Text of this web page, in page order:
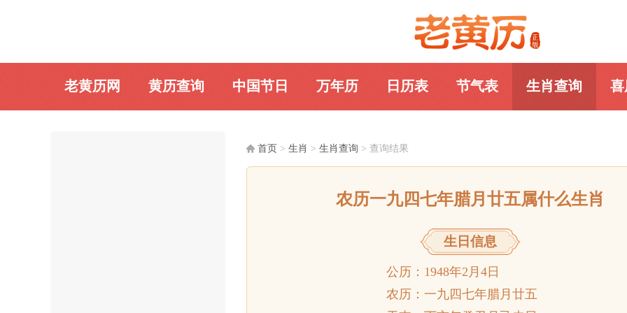
老黄历网
老黄历网 黄历查询 中国节日 万年历 日历表 节气表 生肖查询 喜
首页 > 生肖 > 生肖查询 > 查询结果
农历一九四七年腊月廿五属什么生肖
生日信息
公历：1948年2月4日
农历：一九四七年腊月廿五